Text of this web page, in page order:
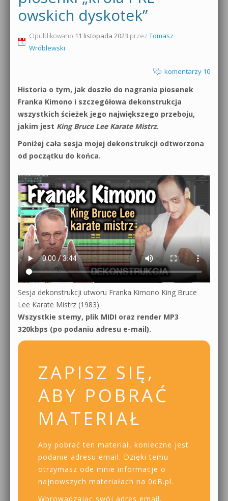
Produkcja muzyczna od podstaw
Sylenth1 od podstaw
Dubstep z syntezatorem Massive
Kontakt 5 Kompendium
0dB.pl - informacje
Newsletter
Polityka prywatności
Regulamin
Działanie sklepu internetowego
Wyszukiwanie
owskich dyskotek”
Opublikowano 11 listopada 2023 przez Tomasz
Wróblewski
komentarzy 10
Historia o tym, jak doszło do nagrania piosenek
Franka Kimono i szczegółowa dekonstrukcja
wszystkich ścieżek jego największego przeboju,
jakim jest King Bruce Lee Karate Mistrz.
Poniżej cała sesja mojej dekonstrukcji odtworzona
od początku do końca.
Sesja dekonstrukcji utworu Franka Kimono King Bruce
Lee Karate Mistrz (1983)
Wszystkie stemy, plik MIDI oraz render MP3
320kbps (po podaniu adresu e-mail).
ZAPISZ SIĘ,
ABY POBRAĆ
MATERIAŁ
Aby pobrać ten materiał, konieczne jest
podanie adresu email. Dzięki temu
otrzymasz ode mnie informacje o
najnowszych materiałach na 0dB.pl.
Wprowadzając swój adres email,